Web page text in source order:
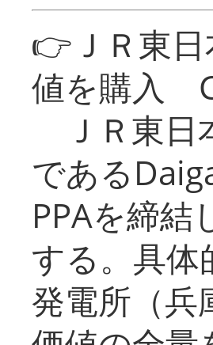
👉ＪＲ東
値を購入
ＪＲ東日
である
PPAを締結
する。具
発電所（兵